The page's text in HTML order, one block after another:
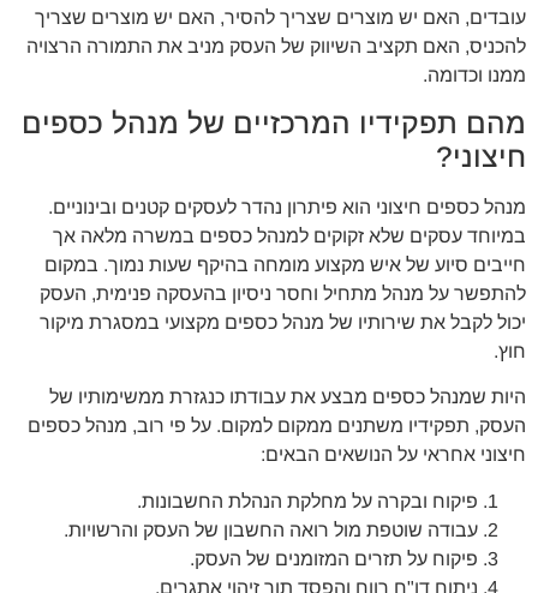
עובדים, האם יש מוצרים שצריך להסיר, האם יש מוצרים שצריך
להכניס, האם תקציב השיווק של העסק מניב את התמורה הרצויה
ממנו וכדומה.
מהם תפקידיו המרכזיים של מנהל כספים
חיצוני?
מנהל כספים חיצוני הוא פיתרון נהדר לעסקים קטנים ובינוניים.
במיוחד עסקים שלא זקוקים למנהל כספים במשרה מלאה אך
חייבים סיוע של איש מקצוע מומחה בהיקף שעות נמוך. במקום
להתפשר על מנהל מתחיל וחסר ניסיון בהעסקה פנימית, העסק
יכול לקבל את שירותיו של מנהל כספים מקצועי במסגרת מיקור
חוץ.
היות שמנהל כספים מבצע את עבודתו כנגזרת ממשימותיו של
העסק, תפקידיו משתנים ממקום למקום. על פי רוב, מנהל כספים
חיצוני אחראי על הנושאים הבאים:
פיקוח ובקרה על מחלקת הנהלת החשבונות.
עבודה שוטפת מול רואה החשבון של העסק והרשויות.
פיקוח על תזרים המזומנים של העסק.
ניתוח דו"ח רווח והפסד תוך זיהוי אתגרים.